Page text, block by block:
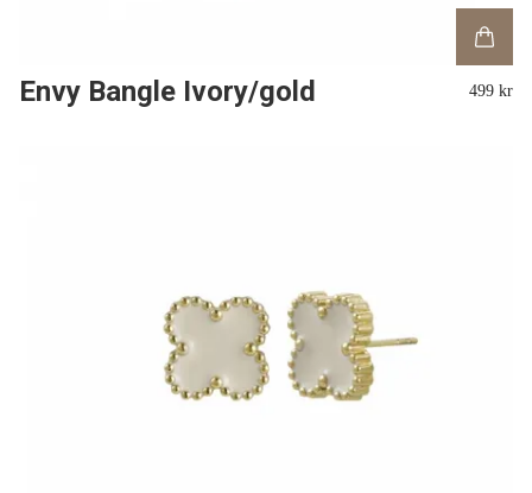
Envy Bangle Ivory/gold 499 kr